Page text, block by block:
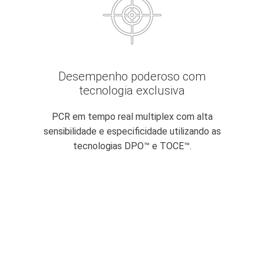
Desempenho poderoso com
tecnologia exclusiva
PCR em tempo real multiplex com alta
sensibilidade e especificidade utilizando as
tecnologias DPO™ e TOCE™.